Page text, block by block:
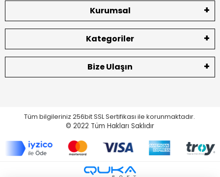
Kurumsal
Kategoriler
Bize Ulaşın
Tüm bilgileriniz 256bit SSL Sertifikası ile korunmaktadır.
© 2022 Tüm Hakları Saklıdır